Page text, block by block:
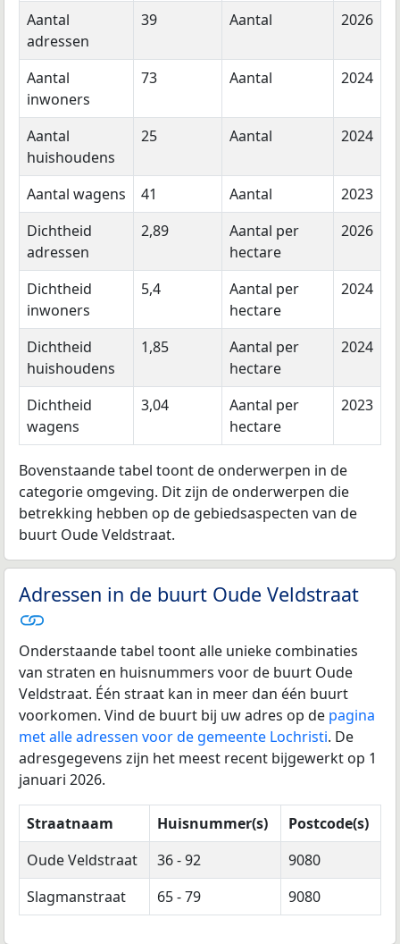
Aantal
adressen
39 Aantal 2026
Aantal
inwoners
73 Aantal 2024
Aantal
huishoudens
25 Aantal 2024
Aantal wagens 41 Aantal
2023
Dichtheid
adressen
2,89
Aantal per
hectare
2026
Dichtheid
inwoners
5,4
Aantal per
hectare
2024
Dichtheid
huishoudens
1,85
Aantal per
hectare
2024
Dichtheid
wagens
3,04
Aantal per
hectare
2023
Bovenstaande tabel toont de onderwerpen in de
categorie omgeving. Dit zijn de onderwerpen die
betrekking hebben op de gebiedsaspecten van de
buurt Oude Veldstraat.
Adressen in de buurt Oude Veldstraat
Onderstaande tabel toont alle unieke combinaties
van straten en huisnummers voor de buurt Oude
Veldstraat. Één straat kan in meer dan één buurt
voorkomen. Vind de buurt bij uw adres op de pagina
met alle adressen voor de gemeente Lochristi. De
adresgegevens zijn het meest recent bijgewerkt op 1
januari 2026.
Straatnaam Huisnummer(s)
Postcode(s)
Oude Veldstraat
36 - 92
9080
Slagmanstraat
65 - 79 9080